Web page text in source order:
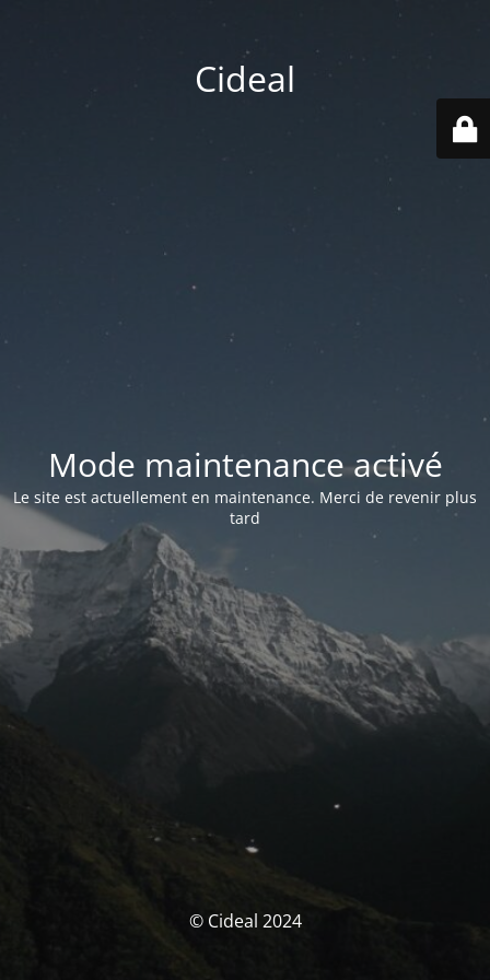
Cideal
Mode maintenance activé
Le site est actuellement en maintenance. Merci de revenir plus
tard
© Cideal 2024